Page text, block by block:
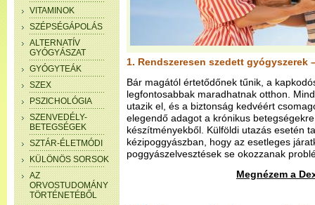
VITAMINOK
SZÉPSÉGÁPOLÁS
ALTERNATÍV
GYÓGYÁSZAT
GYÓGYTEÁK
SZEX
PSZICHOLÓGIA
SZENVEDÉLY-
BETEGSÉGEK
SZTÁR-ÉLETMÓDI
KÜLÖNÖS SORSOK
AZ
ORVOSTUDOMÁNY
TÖRTÉNETÉBŐL
1. Rendszeresen szedett gyógyszerek
Bár magától értetődőnek tűnik, a
legfontosabbak maradhatnak otthon.
utazik el, és a biztonság kedvéért
elegendő adagot a krónikus
készítményekből. Külföldi utazás esetén
kézipoggyászban, hogy az esetleges
poggyászelvesztések se okozzanak
Megnézem a